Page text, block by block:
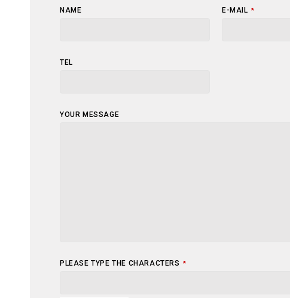
NAME E-MAIL *
COMPANY
TEL
YOUR MESSAGE
PLEASE TYPE THE CHARACTERS *